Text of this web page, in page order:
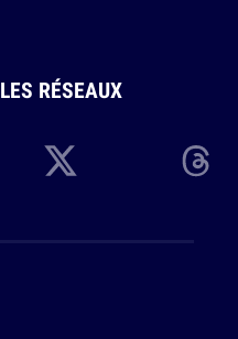
LES RÉSEAUX